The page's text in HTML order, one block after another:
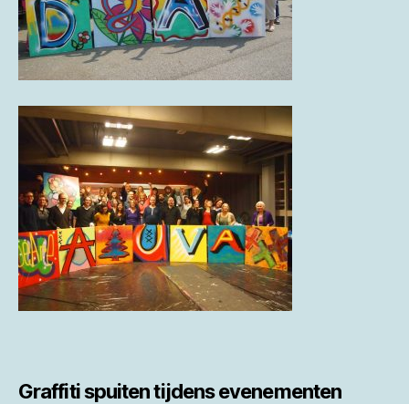
Graffiti spuiten tijdens evenementen